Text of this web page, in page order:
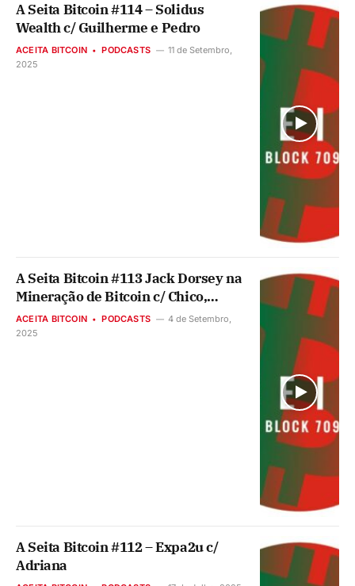
A Seita Bitcoin #114 – Solidus
Wealth c/ Guilherme e Pedro
ACEITA BITCOIN PODCASTS
11 de Setembro,
2025
A Seita Bitcoin #113 Jack Dorsey na
Mineração de Bitcoin c/ Chico,
Antonio e Vendetta
ACEITA BITCOIN PODCASTS
4 de Setembro,
2025
A Seita Bitcoin #112 – Expa2u c/
Adriana